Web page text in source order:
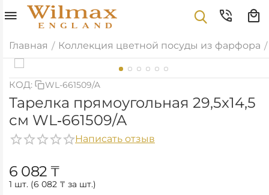
Главная / Коллекция цветной посуды из фарфора /
КОД: WL-661509/A
Тарелка прямоугольная 29,5x14,5
см WL‑661509/A
Написать отзыв
6 082 ₸
1 шт. (6 082 ₸ за шт.)